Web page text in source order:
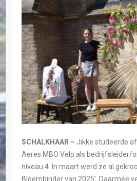
SCHALKHAAR – Jikke studeerde
Aeres MBO Velp als bedrijfsleider/
niveau 4. In maart werd ze al
Bloembinder van 2025’. Daarmee